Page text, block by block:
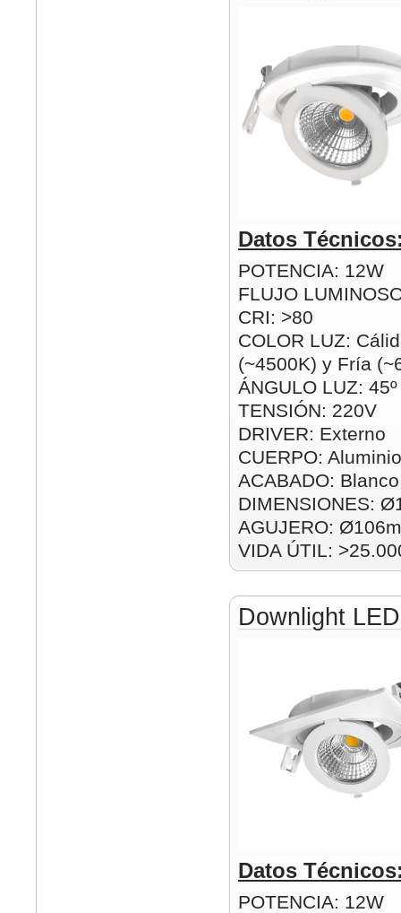
Datos
POTENCIA: 12W
FLUJO
CRI: >80
COLOR LUZ:
(~4500K) y Fría
ÁNGULO LUZ: 45º
TENSIÓN: 220V
DRIVER: Externo
CUERPO: Aluminio
ACABADO: Blanco
DIMENSIONES:
AGUJERO:
VIDA ÚTIL:
Downlight
Datos
POTENCIA: 12W